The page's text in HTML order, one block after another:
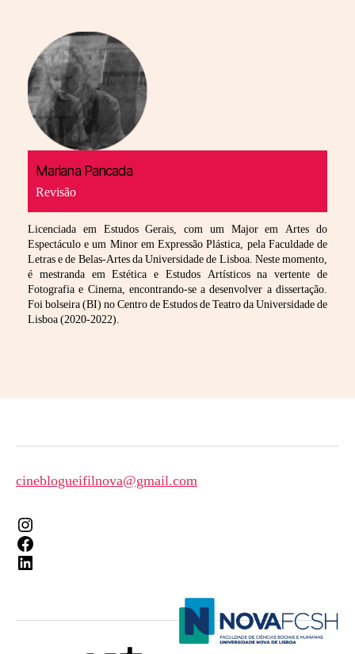
Mariana Pancada
Revisão
Licenciada em Estudos Gerais, com um Major em Artes do
Espectáculo e um Minor em Expressão Plástica, pela Faculdade de
Letras e de Belas-Artes da Universidade de Lisboa. Neste momento,
é mestranda em Estética e Estudos Artísticos na vertente de
Fotografia e Cinema, encontrando-se a desenvolver a dissertação.
Foi bolseira (BI) no Centro de Estudos de Teatro da Universidade de
Lisboa (2020-2022).
cineblogueifilnova@gmail.com
Instagram
Facebook
LinkedIn